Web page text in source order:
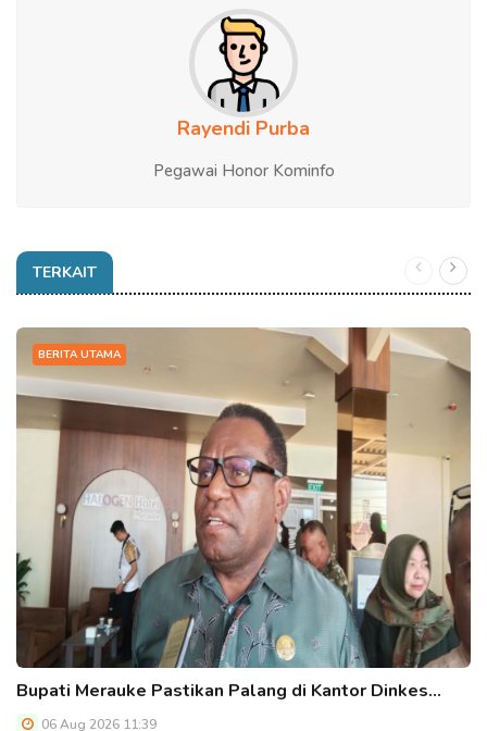
Rayendi Purba
Pegawai Honor Kominfo
TERKAIT
BERITA UTAMA
Bupati Merauke Pastikan Palang di Kantor Dinkes…
06 Aug 2026 11:39